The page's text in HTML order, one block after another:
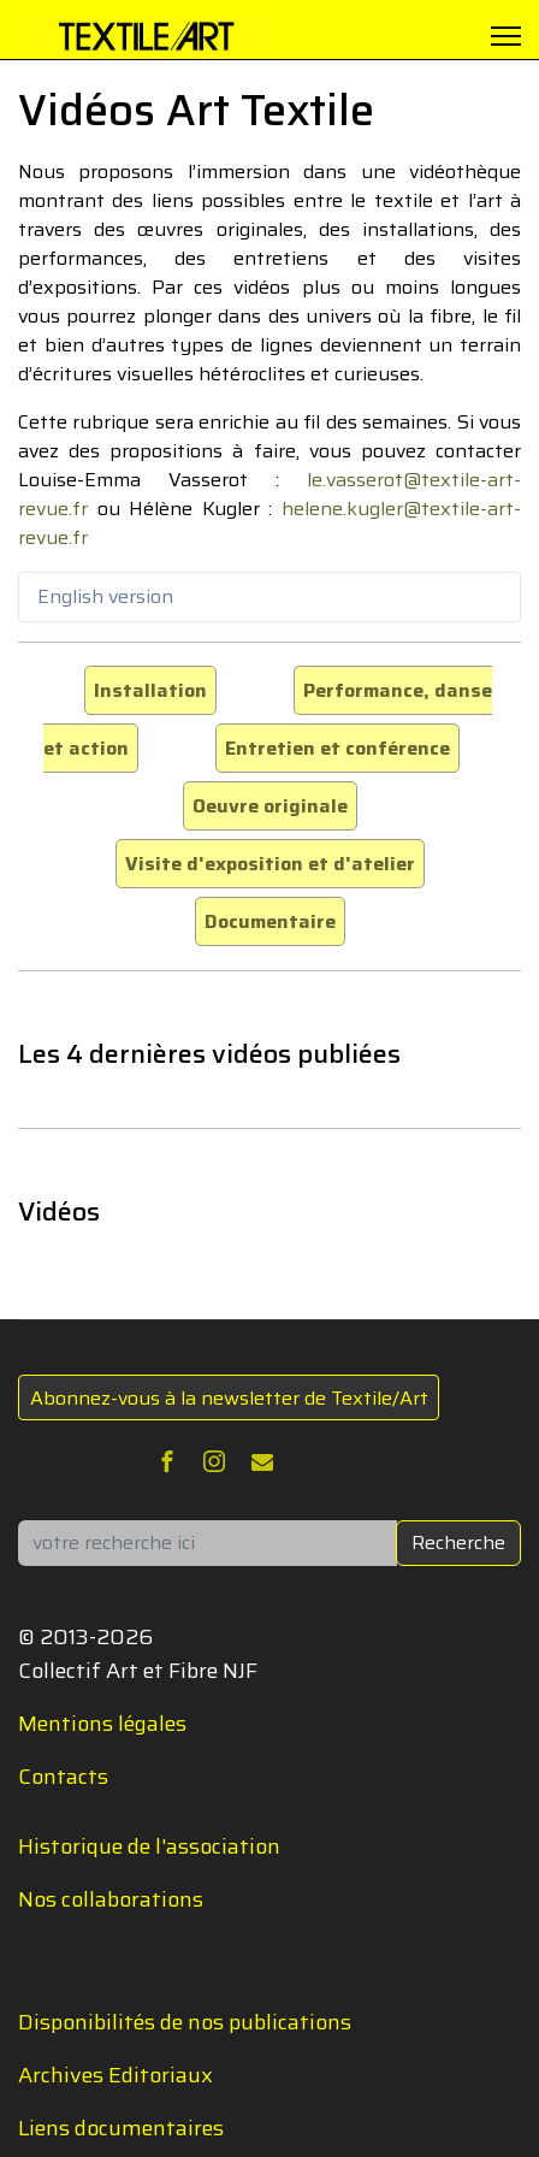
Vidéos Art Textile
Nous proposons l’immersion dans une vidéothèque
montrant des liens possibles entre le textile et l’art à
travers des œuvres originales, des installations, des
performances, des entretiens et des visites
d’expositions. Par ces vidéos plus ou moins longues
vous pourrez plonger dans des univers où la fibre, le fil
et bien d’autres types de lignes deviennent un terrain
d’écritures visuelles hétéroclites et curieuses.
Cette rubrique sera enrichie au fil des semaines. Si vous
avez des propositions à faire, vous pouvez contacter
Louise-Emma Vasserot : le.vasserot@textile-art-
revue.fr ou Hélène Kugler : helene.kugler@textile-art-
revue.fr
English version
Installation
Performance, danse
et action
Entretien et conférence
Oeuvre originale
Visite d'exposition et d'atelier
Documentaire
Les 4 dernières vidéos publiées
Vidéos
Abonnez-vous à la newsletter de Textile/Art
Rechercher Recherche
© 2013-2026
Collectif Art et Fibre NJF
Mentions légales
Contacts
Historique de l'association
Nos collaborations
Disponibilités de nos publications
Archives Editoriaux
Liens documentaires